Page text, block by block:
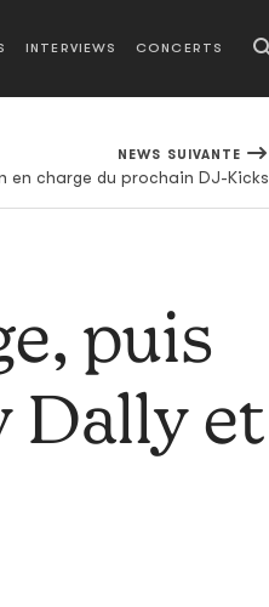
INTERVIEWS CONCERTS
NEWS SUIVANTE
en charge du prochain DJ-Kicks
puis
Dally et